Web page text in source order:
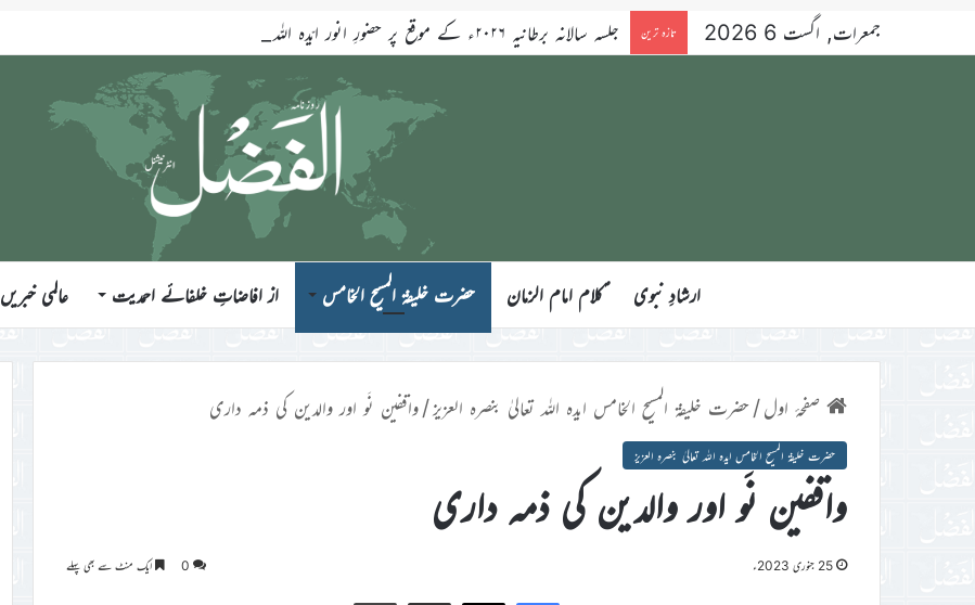
جمعرات, اگست 6 2026 تازہ ترین
ارشادِ نبوی ؑکلام امام الزمان حضرت خلیفۃ المسیح الخامس از افاضاتِ خلفائے احمدیت عالمی خبریں
صفحۂ اول/حضرت خلیفۃ المسیح الخامس ایدہ اللہ تعالیٰ بنصرہ العزیز/واقفین نَو اور والدین کی ذمہ داری
حضرت خلیفۃ المسیح الخامس ایدہ اللہ تعالیٰ بنصرہ العزیز
واقفین نَو اور والدین کی ذمہ داری
25 جنوری 2023ء 0 ایک منٹ سے بھی پہلے